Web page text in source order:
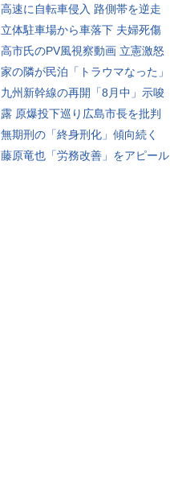
高速に自転車侵入 路側帯を逆走
立体駐車場から車落下 夫婦死傷
高市氏のPV風視察動画 立憲激怒
家の隣が民泊「トラウマなった」
九州新幹線の再開「8月中」示唆
露 原爆投下巡り広島市長を批判
無期刑の「終身刑化」傾向続く
藤原竜也「労務改善」をアピール